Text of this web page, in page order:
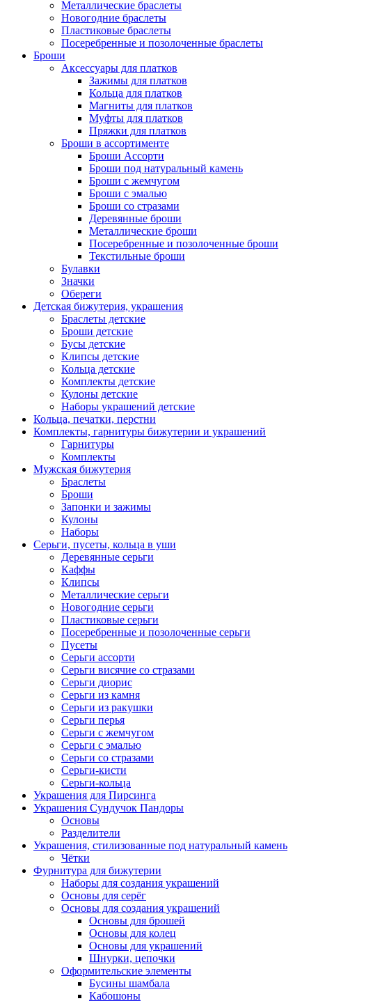
Металлические браслеты
Новогодние браслеты
Пластиковые браслеты
Посеребренные и позолоченные браслеты
Броши
Аксессуары для платков
Зажимы для платков
Кольца для платков
Магниты для платков
Муфты для платков
Пряжки для платков
Броши в ассортименте
Броши Ассорти
Броши под натуральный камень
Броши с жемчугом
Броши с эмалью
Броши со стразами
Деревянные броши
Металлические броши
Посеребренные и позолоченные броши
Текстильные броши
Булавки
Значки
Обереги
Детская бижутерия, украшения
Браслеты детские
Броши детские
Бусы детские
Клипсы детские
Кольца детские
Комплекты детские
Кулоны детские
Наборы украшений детские
Кольца, печатки, перстни
Комплекты, гарнитуры бижутерии и украшений
Гарнитуры
Комплекты
Мужская бижутерия
Браслеты
Броши
Запонки и зажимы
Кулоны
Наборы
Серьги, пусеты, кольца в уши
Деревянные серьги
Каффы
Клипсы
Металлические серьги
Новогодние серьги
Пластиковые серьги
Посеребренные и позолоченные серьги
Пусеты
Серьги ассорти
Серьги висячие со стразами
Серьги диорис
Серьги из камня
Серьги из ракушки
Серьги перья
Серьги с жемчугом
Серьги с эмалью
Серьги со стразами
Серьги-кисти
Серьги-кольца
Украшения для Пирсинга
Украшения Сундучок Пандоры
Основы
Разделители
Украшения, стилизованные под натуральный камень
Чётки
Фурнитура для бижутерии
Наборы для создания украшений
Основы для серёг
Основы для создания украшений
Основы для брошей
Основы для колец
Основы для украшений
Шнурки, цепочки
Оформительские элементы
Бусины шамбала
Кабошоны